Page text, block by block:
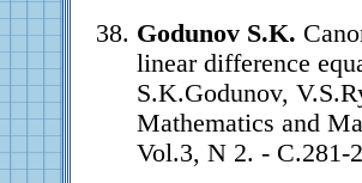
Godunov S.K.
linear difference
S.K.Godunov,
Mathematics and
Vol.3, N 2. - С.281-